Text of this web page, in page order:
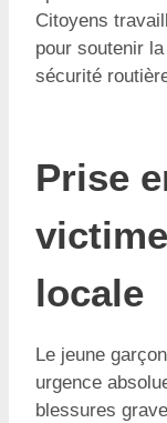
Citoyens
pour soutenir
sécurité
Prise
locale
Le jeune
urgence
blessures